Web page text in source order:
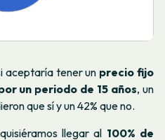
aceptaría tener un precio fijo
un periodo de 15 años, un
que sí y un 42% que no.
llegar al 100% de